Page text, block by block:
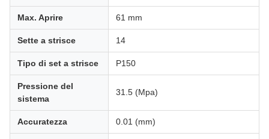
Max. Aprire 61 mm
Sette a strisce 14
Tipo di set a strisce P150
Pressione del
sistema
31.5 (Mpa)
Accuratezza 0.01 (mm)